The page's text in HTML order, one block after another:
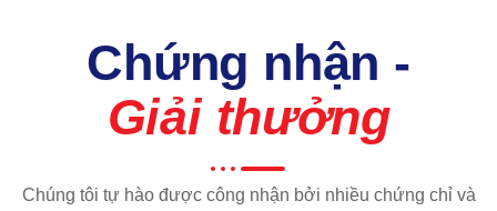
Chứng nhận -
Giải thưởng
Chúng tôi tự hào được công nhận bởi nhiều chứng chỉ và